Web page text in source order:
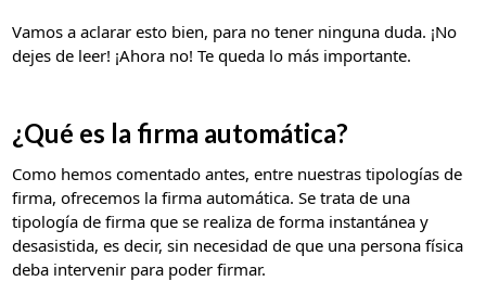
Vamos a aclarar esto bien, para no tener ninguna duda. ¡No
dejes de leer! ¡Ahora no! Te queda lo más importante.
¿Qué es la firma automática?
Como hemos comentado antes, entre nuestras tipologías de
firma, ofrecemos la firma automática. Se trata de una
tipología de firma que se realiza de forma instantánea y
desasistida, es decir, sin necesidad de que una persona física
deba intervenir para poder firmar.